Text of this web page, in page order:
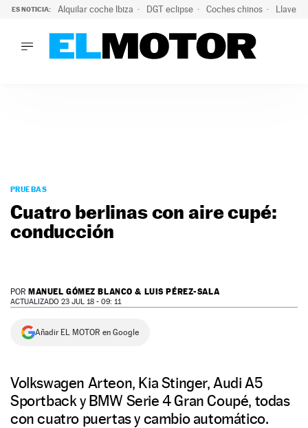
ES NOTICIA: Alquilar coche Ibiza DGT eclipse Coches chinos Llaves
PODCAST
MOTOS
TECNOLOGÍA
SERVICIOS
NEWSLETTER
PRUEBAS
Cuatro berlinas con aire cupé:
conducción
POR MANUEL GÓMEZ BLANCO & LUIS PÉREZ-SALA
ACTUALIZADO 23 JUL 18 - 09: 11
Añadir EL MOTOR en Google
Volkswagen Arteon, Kia Stinger, Audi A5
Sportback y BMW Serie 4 Gran Coupé, todas
con cuatro puertas y cambio automático.